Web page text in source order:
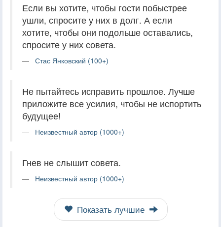
Если вы хотите, чтобы гости побыстрее
ушли, спросите у них в долг. А если
хотите, чтобы они подольше оставались,
спросите у них совета.
Стас Янковский (100+)
Не пытайтесь исправить прошлое. Лучше
приложите все усилия, чтобы не испортить
будущее!
Неизвестный автор (1000+)
Гнев не слышит совета.
Неизвестный автор (1000+)
Показать лучшие